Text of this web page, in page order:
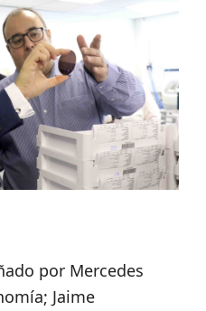
por Mercedes
Jaime